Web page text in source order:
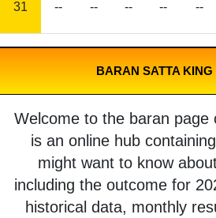
31 -- -- -- -- --
BARAN SATTA KING
Welcome to the baran page
is an online hub
might want to know
including the outcome for
historical data, monthly